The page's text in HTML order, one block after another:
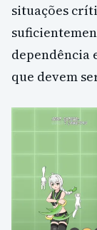
situações
dependência
que devem